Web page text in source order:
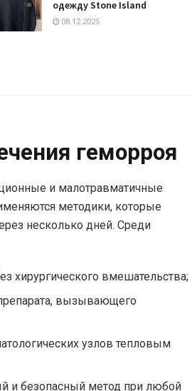
одежду Stone Island
08.12.2025
геморроя
и малотравматичные
методики, которые
несколько дней. Среди
хирургического вмешательства;
вызывающего
узлов тепловым
и безопасный метод при любой